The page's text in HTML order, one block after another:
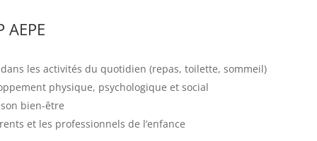
les activités du quotidien (repas, toilette, sommeil)
physique, psychologique et social
bien-être
et les professionnels de l’enfance